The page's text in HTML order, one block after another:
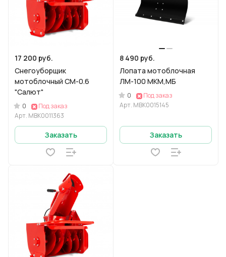
17 200 руб.
Снегоуборщик
мотоблочный СМ-0.6
"Салют"
0
Под заказ
Арт. МВК0011363
Заказать
8 490 руб.
Лопата мотоблочная
ЛМ-100 МКМ,МБ
0
Под заказ
Арт. МВК0015145
Заказать